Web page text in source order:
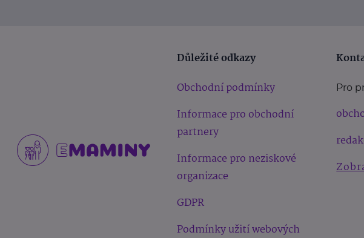
Důležité odkazy
Obchodní podmínky
Informace pro obchodní
partnery
Informace pro neziskové
organizace
GDPR
Podmínky užití webových
Pro